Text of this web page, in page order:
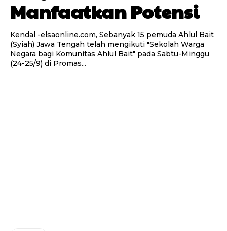
Manfaatkan Potensi
Kendal -elsaonline.com, Sebanyak 15 pemuda Ahlul Bait
(Syiah) Jawa Tengah telah mengikuti "Sekolah Warga
Negara bagi Komunitas Ahlul Bait" pada Sabtu-Minggu
(24-25/9) di Promas...